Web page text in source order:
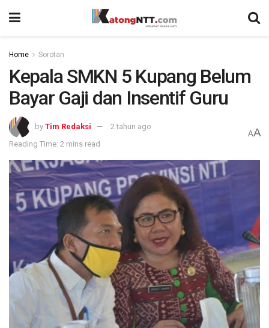
Home Sorotan
Kepala SMKN 5 Kupang Belum
Bayar Gaji dan Insentif Guru
by Tim Redaksi
2 tahun ago
Reading Time: 2 mins read
AA